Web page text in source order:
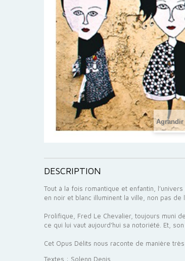
DESCRIPTION
Tout à la fois romantique et enfantin,
en noir et blanc illuminent la ville, non pas
Prolifique, Fred Le Chevalier, toujours muni
ce qui lui vaut aujourd’hui sa notoriété. Et,
Cet Opus Délits nous raconte de manière
Textes : Solenn Denis